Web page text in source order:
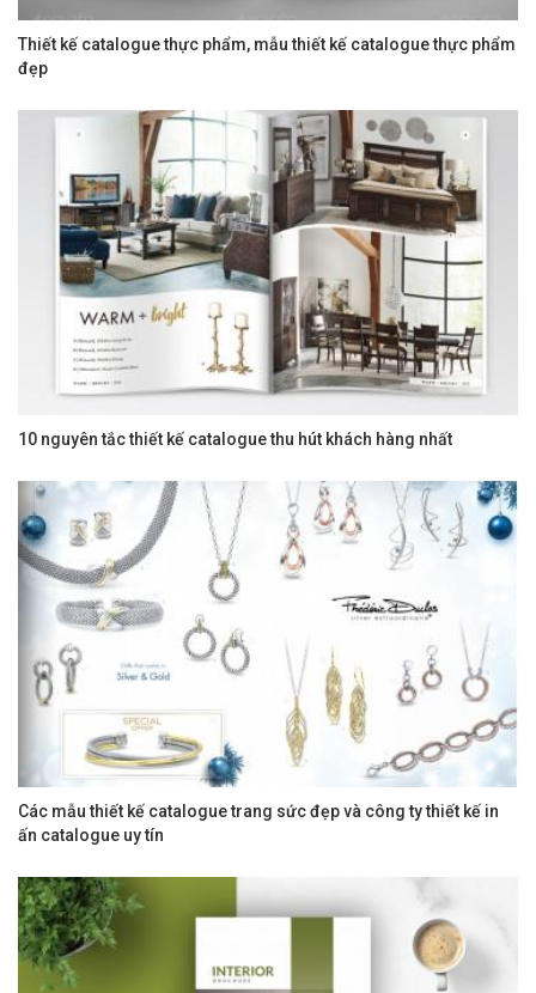
Thiết kế catalogue thực phẩm, mẫu thiết kế catalogue thực phẩm
đẹp
10 nguyên tắc thiết kế catalogue thu hút khách hàng nhất
Các mẫu thiết kế catalogue trang sức đẹp và công ty thiết kế in
ấn catalogue uy tín